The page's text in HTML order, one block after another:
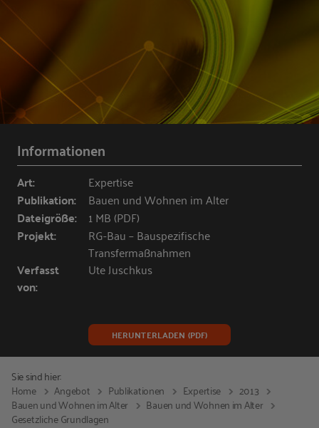
Informationen
Art: Expertise
Publikation: Bauen und Wohnen im Alter
Dateigröße: 1 MB (PDF)
Projekt:
RG-Bau – Bauspezifische
Transfermaßnahmen
Verfasst
von:
Ute Juschkus
HERUNTERLADEN (PDF)
Sie sind hier:
Home
Angebot Publikationen Expertise
2013
Bauen und Wohnen im Alter
Bauen und Wohnen im Alter
Gesetzliche Grundlagen